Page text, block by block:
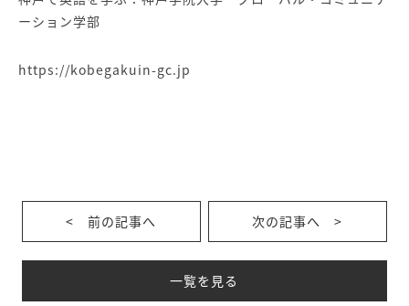
ーション学部
https://kobegakuin-gc.jp
< 前の記事へ
一覧を見る
次の記事へ >